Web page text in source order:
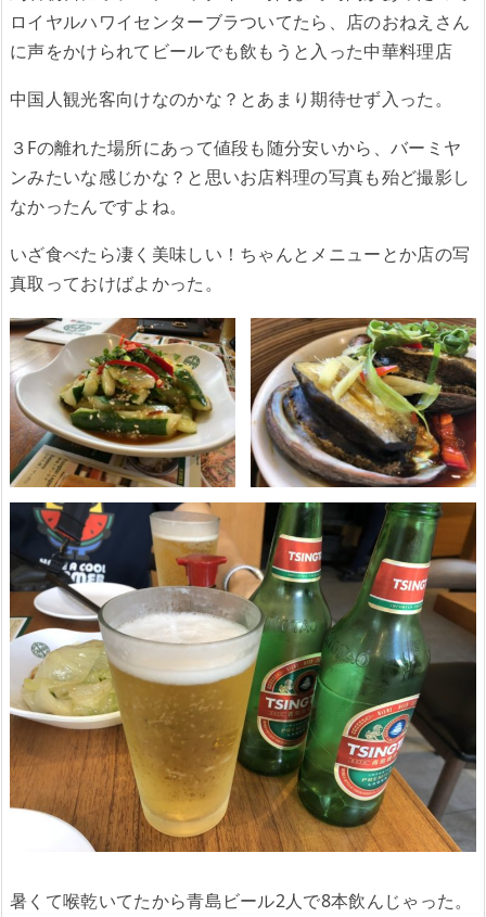
ロイヤルハワイセンターブラついてたら、店のおねえさん
に声をかけられてビールでも飲もうと入った中華料理店
中国人観光客向けなのかな？とあまり期待せず入った。
３Fの離れた場所にあって値段も随分安いから、バーミヤ
ンみたいな感じかな？と思いお店料理の写真も殆ど撮影し
なかったんですよね。
いざ食べたら凄く美味しい！ちゃんとメニューとか店の写
真取っておけばよかった。
暑くて喉乾いてたから青島ビール2人で8本飲んじゃった。